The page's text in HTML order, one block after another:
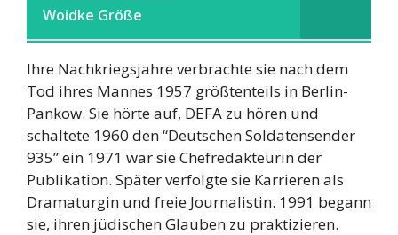
Woidke Größe
Ihre Nachkriegsjahre verbrachte sie nach dem
Tod ihres Mannes 1957 größtenteils in Berlin-
Pankow. Sie hörte auf, DEFA zu hören und
schaltete 1960 den “Deutschen Soldatensender
935” ein 1971 war sie Chefredakteurin der
Publikation. Später verfolgte sie Karrieren als
Dramaturgin und freie Journalistin. 1991 begann
sie, ihren jüdischen Glauben zu praktizieren.